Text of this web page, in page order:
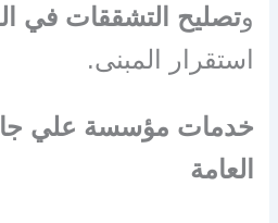
وتصليح التشققات في
استقرار المبنى.
خدمات مؤسسة علي
العامة